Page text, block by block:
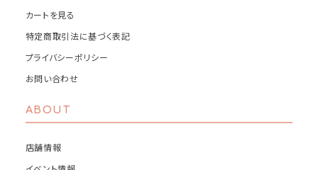
カートを見る
特定商取引法に基づく表記
プライバシーポリシー
お問い合わせ
ABOUT
店舗情報